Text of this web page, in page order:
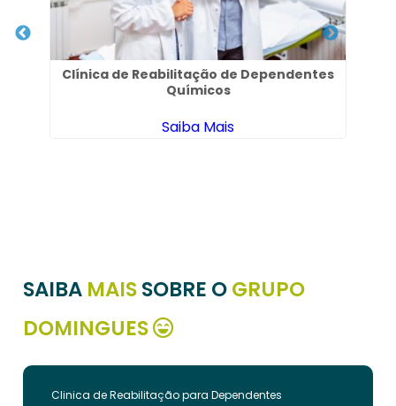
Clínica de Reabilitação de Dependentes
Químicos
Saiba Mais
SAIBA MAISSOBRE OGRUPO
DOMINGUES
Clinica de Reabilitação para Dependentes